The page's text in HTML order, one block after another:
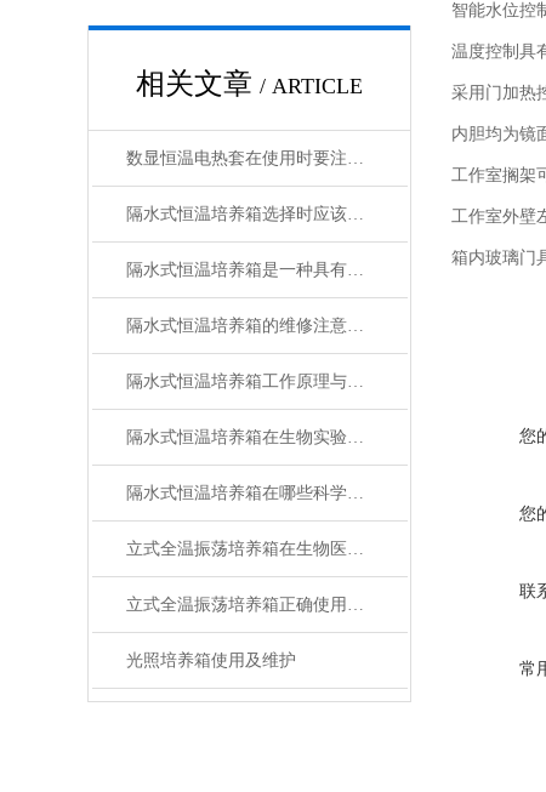
相关文章 / ARTICLE
数显恒温电热套在使用时要注意什么
隔水式恒温培养箱选择时应该考虑的主要因素有哪些?
隔水式恒温培养箱是一种具有加热和制冷双向调温系统
隔水式恒温培养箱的维修注意事项分享
隔水式恒温培养箱工作原理与温控优势深度解析
隔水式恒温培养箱在生物实验中的应用
隔水式恒温培养箱在哪些科学领域有广泛应用？
立式全温振荡培养箱在生物医学研究中的作用
立式全温振荡培养箱正确使用维护工作有哪些方面？
光照培养箱使用及维护
智能水位控
温度控制具
采用门加热
内胆均为镜
工作室搁架
工作室外壁
箱内玻璃门
您
您
联
常